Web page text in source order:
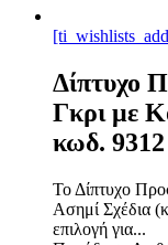
Δίπτυχο
Γκρι με
κωδ. 9312
Το Δίπτυχο
Ασημί Σχέδια
επιλογή για...